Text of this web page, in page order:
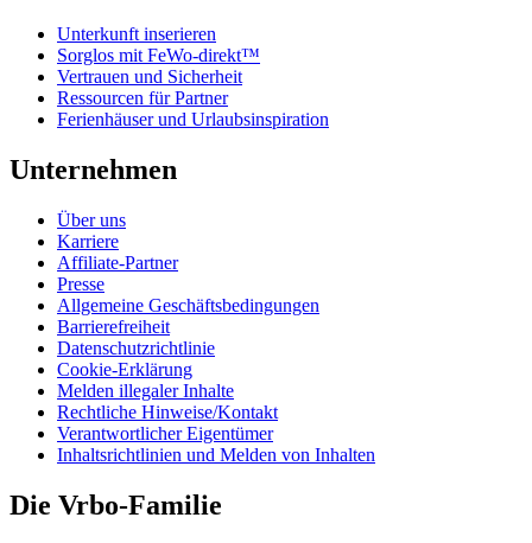
Unterkunft inserieren
Sorglos mit FeWo-direkt™
Vertrauen und Sicherheit
Ressourcen für Partner
Ferienhäuser und Urlaubsinspiration
Unternehmen
Über uns
Karriere
Affiliate-Partner
Presse
Allgemeine Geschäftsbedingungen
Barrierefreiheit
Datenschutzrichtlinie
Cookie-Erklärung
Melden illegaler Inhalte
Rechtliche Hinweise/Kontakt
Verantwortlicher Eigentümer
Inhaltsrichtlinien und Melden von Inhalten
Die Vrbo-Familie